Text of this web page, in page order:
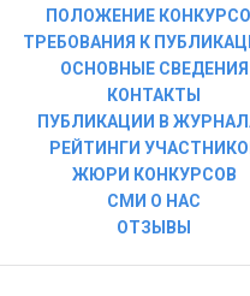
ПОЛОЖЕНИЕ
ТРЕБОВАНИЯ К
ОСНОВНЫЕ СВЕДЕНИЯ
КОНТАКТЫ
ПУБЛИКАЦИИ В
РЕЙТИНГИ
ЖЮРИ КОНКУРСОВ
СМИ О НАС
ОТЗЫВЫ